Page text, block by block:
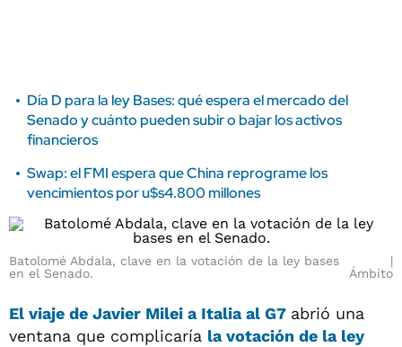
Día D para la ley Bases: qué espera el mercado del
Senado y cuánto pueden subir o bajar los activos
financieros
Swap: el FMI espera que China reprograme los
vencimientos por u$s4.800 millones
Batolomé Abdala, clave en la votación de la ley bases
en el Senado.
Ámbito
El viaje de Javier Milei a Italia al G7 abrió una
ventana que complicaría la votación de la ley